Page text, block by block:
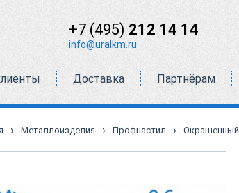
+7 (495) 212 14 14
info@uralkm.ru
Доставка Партнёрам
› Металлоизделия › Профнастил › Окрашенный